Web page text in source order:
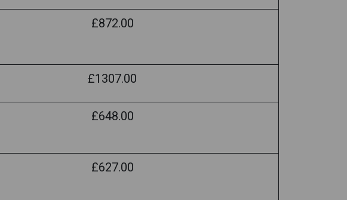
£872.00
£1307.00
£648.00
£627.00